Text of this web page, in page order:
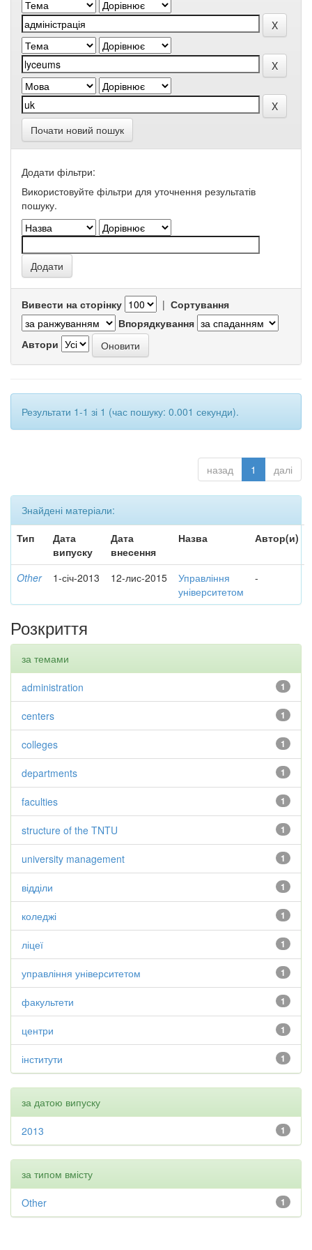
Почати новий пошук
Додати фільтри:
Використовуйте фільтри для уточнення результатів
пошуку.
Вивести на сторінку | Сортування
Впорядкування
Автори
Результати 1-1 зі 1 (час пошуку: 0.001 секунди).
назад 1 далі
Знайдені матеріали:
Тип
Дата
випуску
Дата
внесення
Назва Автор(и)
Other 1-січ-2013 12-лис-2015
Управління
університетом
-
Розкриття
за темами
1
administration
1
centers
1
colleges
1
departments
1
faculties
1
structure of the TNTU
1
university management
1
відділи
1
коледжі
1
ліцеї
1
управління університетом
1
факультети
1
центри
1
інститути
за датою випуску
1
2013
за типом вмісту
1
Other